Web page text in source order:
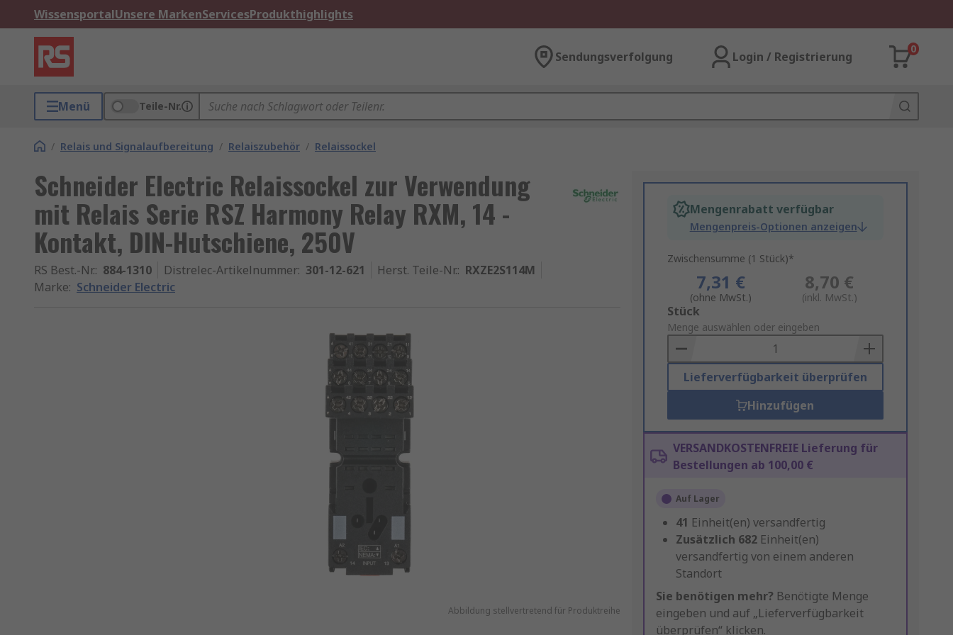
WissensportalUnsere MarkenServicesProdukthighlights
Sendungsverfolgung Login / Registrierung
0
Menü Teile-Nr.
/ Relais und Signalaufbereitung / Relaiszubehör / Relaissockel
Schneider Electric Relaissockel zur Verwendung
mit Relais Serie RSZ Harmony Relay RXM, 14 -
Kontakt, DIN-Hutschiene, 250V
RS Best.-Nr.: 884-1310 Distrelec-Artikelnummer: 301-12-621 Herst. Teile-Nr.: RXZE2S114M
Marke: Schneider Electric
Abbildung stellvertretend für Produktreihe
Mengenrabatt verfügbar
Mengenpreis-Optionen anzeigen
Zwischensumme (1 Stück)*
7,31 €
(ohne MwSt.)
8,70 €
(inkl. MwSt.)
Add
to
Basket
Stück
Menge auswählen oder eingeben
Lieferverfügbarkeit überprüfen
Hinzufügen
VERSANDKOSTENFREIE Lieferung für
Bestellungen ab 100,00 €
Auf Lager
41 Einheit(en) versandfertig
Zusätzlich 682 Einheit(en)
versandfertig von einem anderen
Standort
Sie benötigen mehr? Benötigte Menge
eingeben und auf „Lieferverfügbarkeit
überprüfen“ klicken.